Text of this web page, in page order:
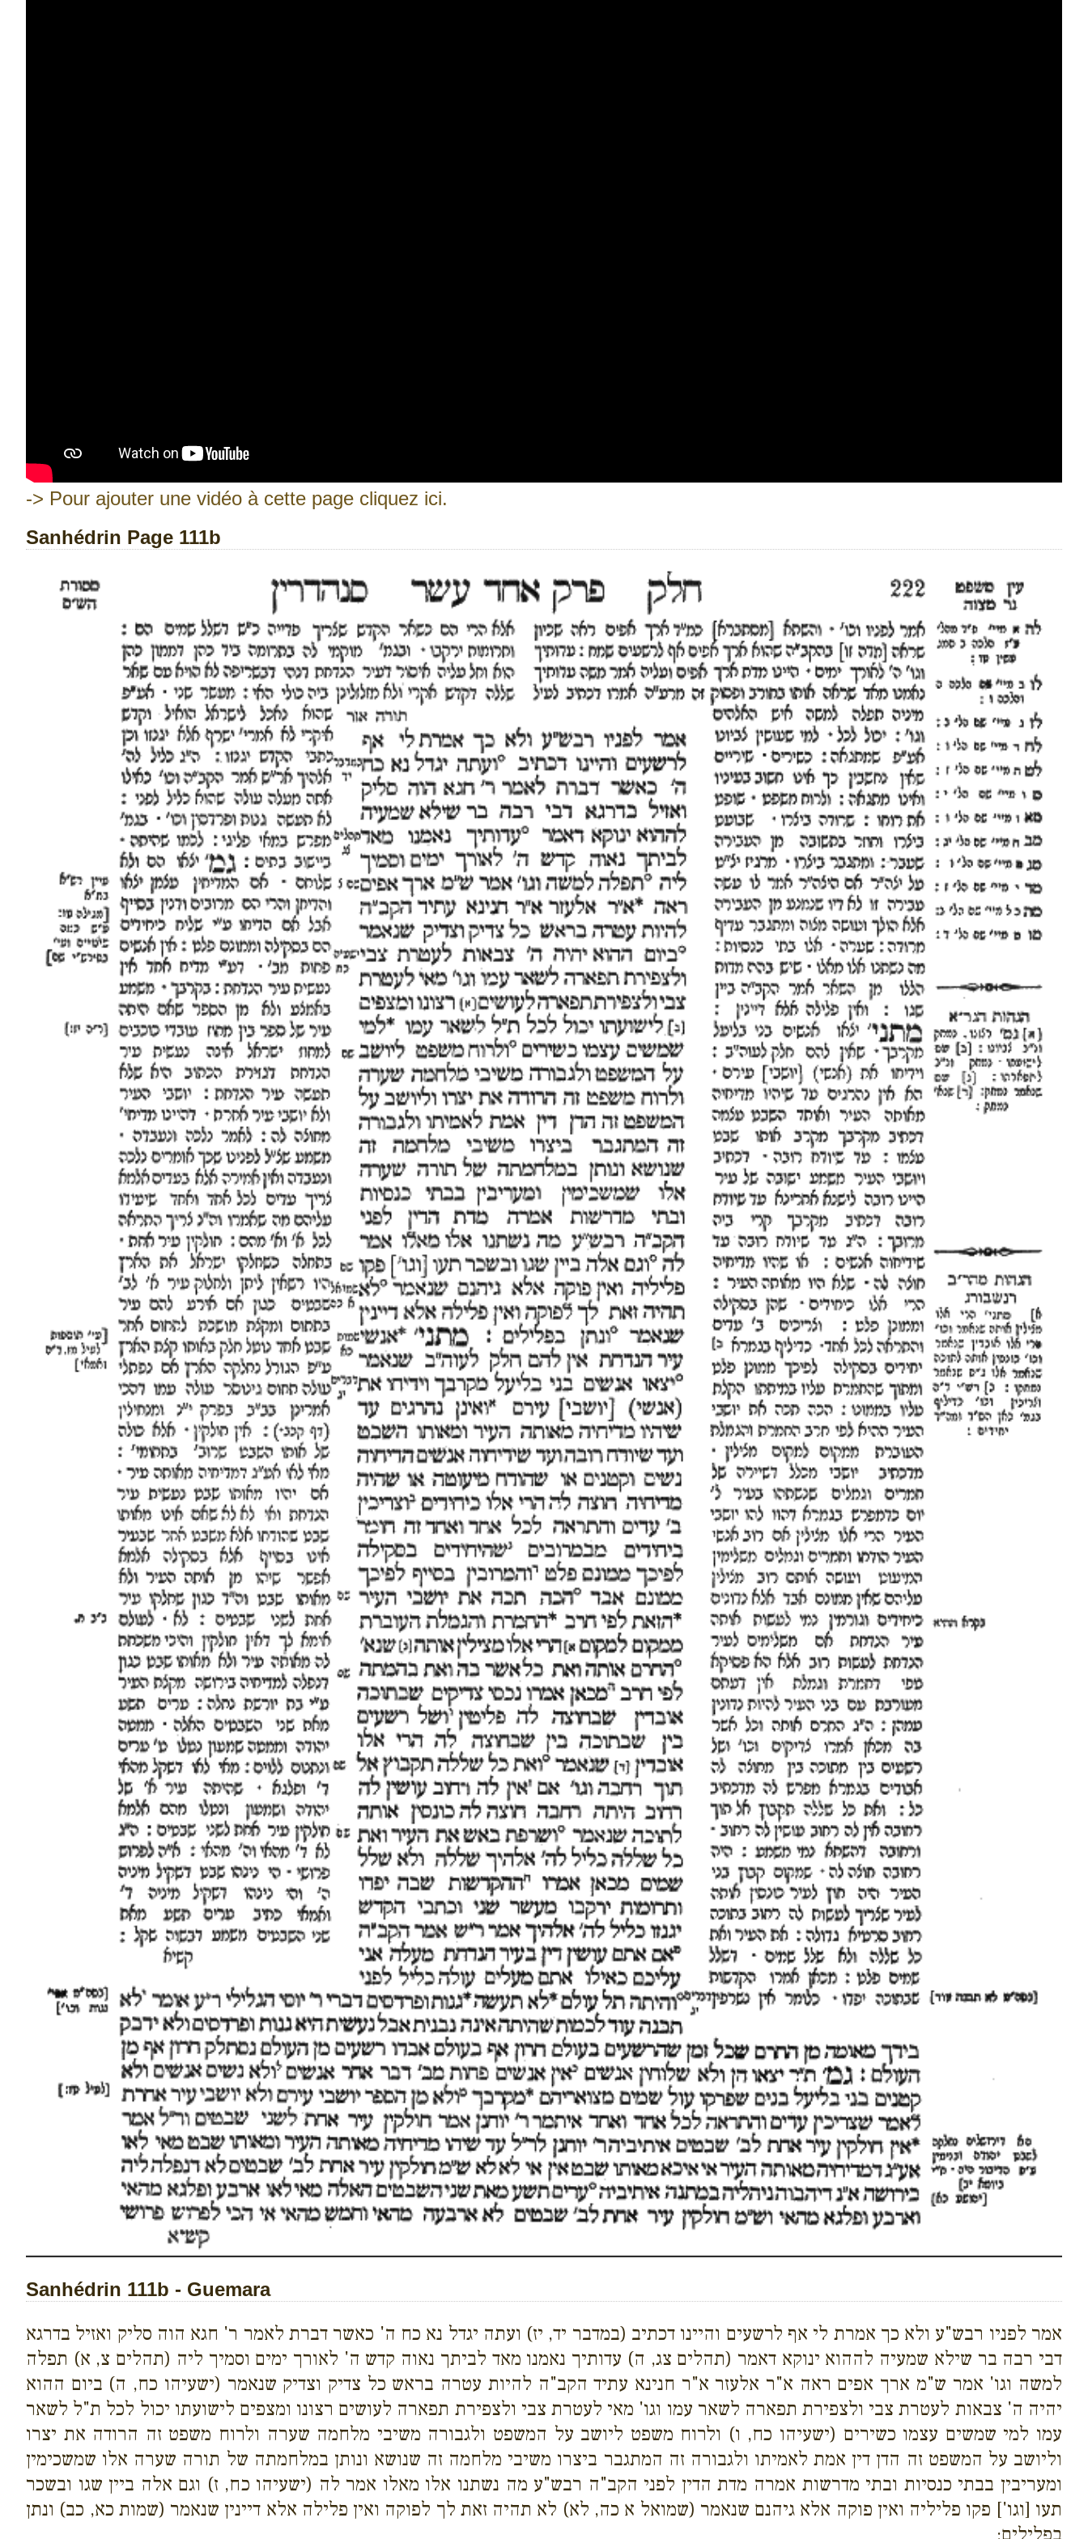
-> Pour ajouter une vidéo à cette page cliquez ici.
Sanhédrin Page 111b
Sanhédrin 111b - Guemara
אמר לפניו רבש"ע ולא כך אמרת לי אף לרשעים והיינו דכתיב (במדבר יד, יז) ועתה יגדל נא כח ה' כאשר דברת לאמר ר' חגא הוה סליק ואזיל בדרגא
דבי רבה בר שילא שמעיה לההוא ינוקא דאמר (תהלים צג, ה) עדותיך נאמנו מאד לביתך נאוה קדש ה' לאורך ימים וסמיך ליה (תהלים צ, א) תפלה
למשה וגו' אמר ש"מ ארך אפים ראה א"ר אלעזר א"ר חנינא עתיד הקב"ה להיות עטרה בראש כל צדיק וצדיק שנאמר (ישעיהו כח, ה) ביום ההוא
יהיה ה' צבאות לעטרת צבי ולצפירת תפארה לשאר עמו וגו' מאי לעטרת צבי ולצפירת תפארה לעושים רצונו ומצפים לישועתו יכול לכל ת"ל לשאר
עמו למי שמשים עצמו כשירים (ישעיהו כח, ו) ולרוח משפט ליושב על המשפט ולגבורה משיבי מלחמה שערה ולרוח משפט זה הרודה את יצרו
וליושב על המשפט זה הדן דין אמת לאמיתו ולגבורה זה המתגבר ביצרו משיבי מלחמה זה שנושא ונותן במלחמתה של תורה שערה אלו שמשכימין
ומעריבין בבתי כנסיות ובתי מדרשות אמרה מדת הדין לפני הקב"ה רבש"ע מה נשתנו אלו מאלו אמר לה (ישעיהו כח, ז) וגם אלה ביין שגו ובשכר
תעו [וגו'] פקו פליליה ואין פוקה אלא גיהנם שנאמר (שמואל א כה, לא) לא תהיה זאת לך לפוקה ואין פלילה אלא דיינין שנאמר (שמות כא, כב) ונתן